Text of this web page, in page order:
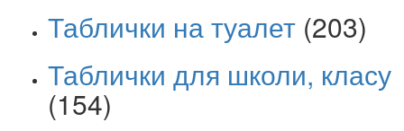
Таблички на туалет (203)
Таблички для школи, класу
(154)